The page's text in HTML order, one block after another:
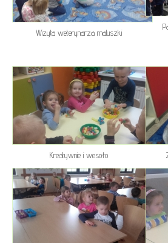
Wizyta weterynarza maluszki
Kreatywnie i wesoło